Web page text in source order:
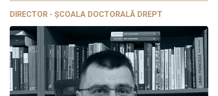
DIRECTOR - ȘCOALA DOCTORALĂ DREPT